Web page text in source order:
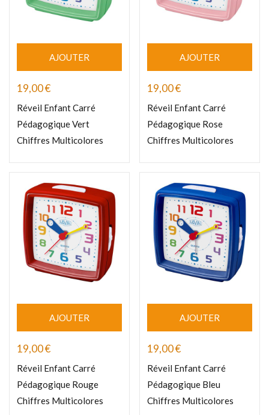
AJOUTER
19,00€
Réveil Enfant Carré
Pédagogique Vert
Chiffres Multicolores
AJOUTER
19,00€
Réveil Enfant Carré
Pédagogique Rose
Chiffres Multicolores
AJOUTER
19,00€
Réveil Enfant Carré
Pédagogique Rouge
Chiffres Multicolores
AJOUTER
19,00€
Réveil Enfant Carré
Pédagogique Bleu
Chiffres Multicolores